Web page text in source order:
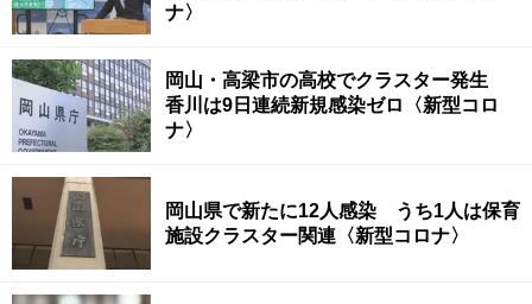
ナ〉
岡山・高梁市の高校でクラスター発生
香川は9日連続新規感染ゼロ〈新型コロ
ナ〉
岡山県で新たに12人感染 うち1人は保育
施設クラスター関連〈新型コロナ〉